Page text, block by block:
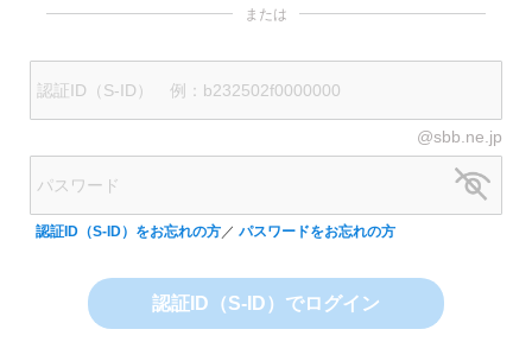
または
@sbb.ne.jp
認証ID（S-ID）をお忘れの方／ パスワードをお忘れの方
認証ID（S-ID）でログイン